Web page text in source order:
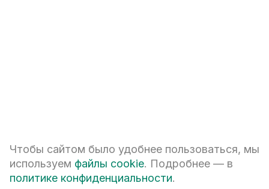
Екатеринбург, ул. Белинского, 39
Наш график работы
пн - пт: 08:00 – 20:00
Чтобы сайтом было удобнее пользоваться, мы
используем файлы cookie. Подробнее — в
политике конфиденциальности.